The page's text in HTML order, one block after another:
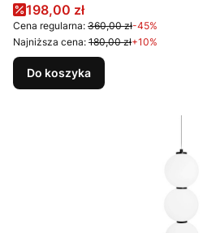
Cena promocyjna
198,00 zł
Cena regularna: 360,00 zł-45%
Najniższa cena: 180,00 zł+10%
Do koszyka